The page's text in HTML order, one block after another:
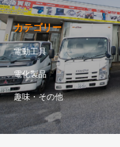
カテゴリー
電動工具
電化製品
趣味・その他